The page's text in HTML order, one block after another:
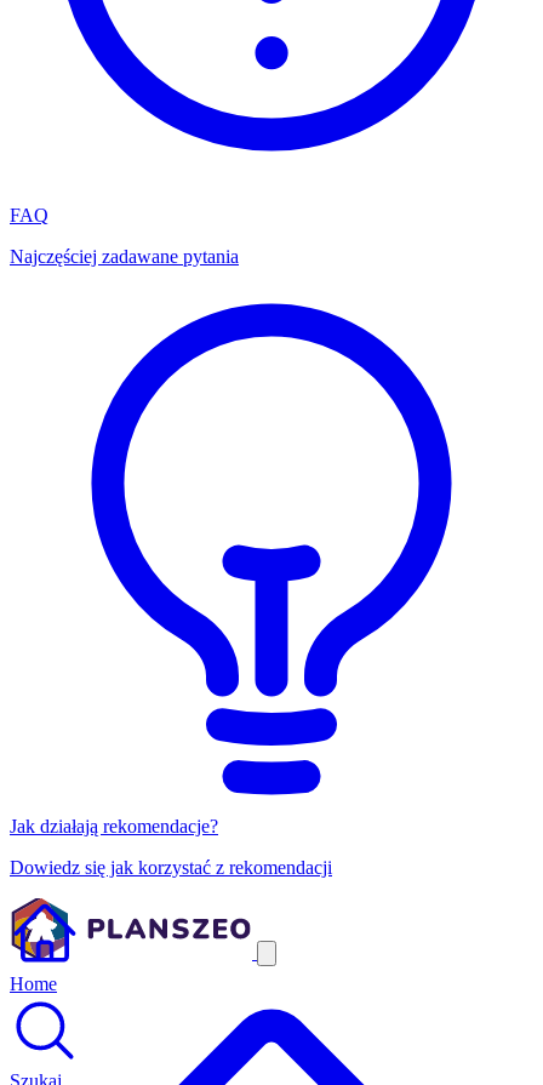
FAQ
Najczęściej zadawane pytania
Jak działają rekomendacje?
Dowiedz się jak korzystać z rekomendacji
Home
Szukaj